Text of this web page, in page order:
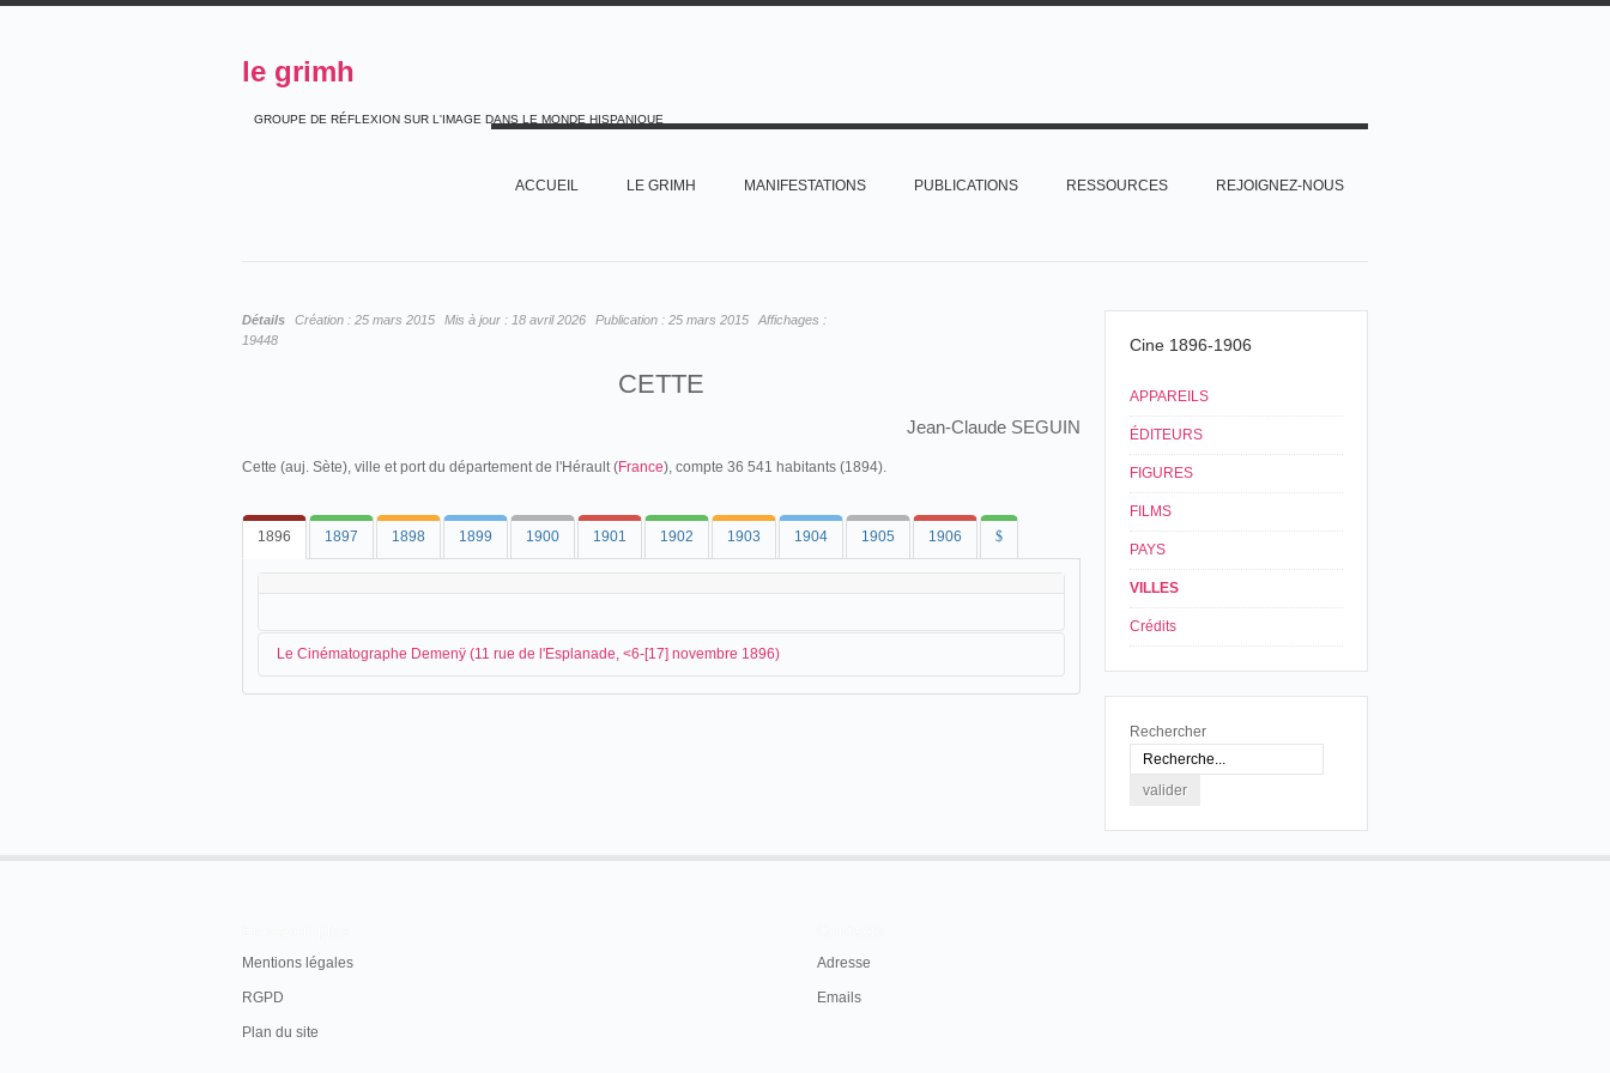
le grimh
GROUPE DE RÉFLEXION SUR L'IMAGE DANS LE MONDE HISPANIQUE
ACCUEIL LE GRIMH MANIFESTATIONS PUBLICATIONS RESSOURCES REJOIGNEZ-NOUS
Détails Création : 25 mars 2015 Mis à jour : 18 avril 2026 Publication : 25 mars 2015
Affichages :
19448
CETTE
Jean-Claude SEGUIN
Cette (auj. Sète), ville et port du département de l'Hérault (France), compte 36 541 habitants (1894).
1896 1897 1898 1899 1900 1901 1902 1903 1904 1905 1906 $
Le Cinématographe Demenÿ (11 rue de l'Esplanade, <6-[17] novembre 1896)
aux écoles et aux pensionnats.
Cine 1896-1906
APPAREILS
ÉDITEURS
FIGURES
FILMS
PAYS
VILLES
Crédits
Rechercher
Mentions légales
RGPD
Plan du site
Adresse
Emails